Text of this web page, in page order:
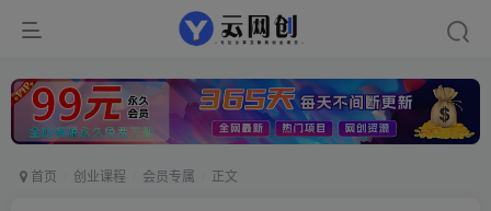
首页 创业课程 会员专属 正文